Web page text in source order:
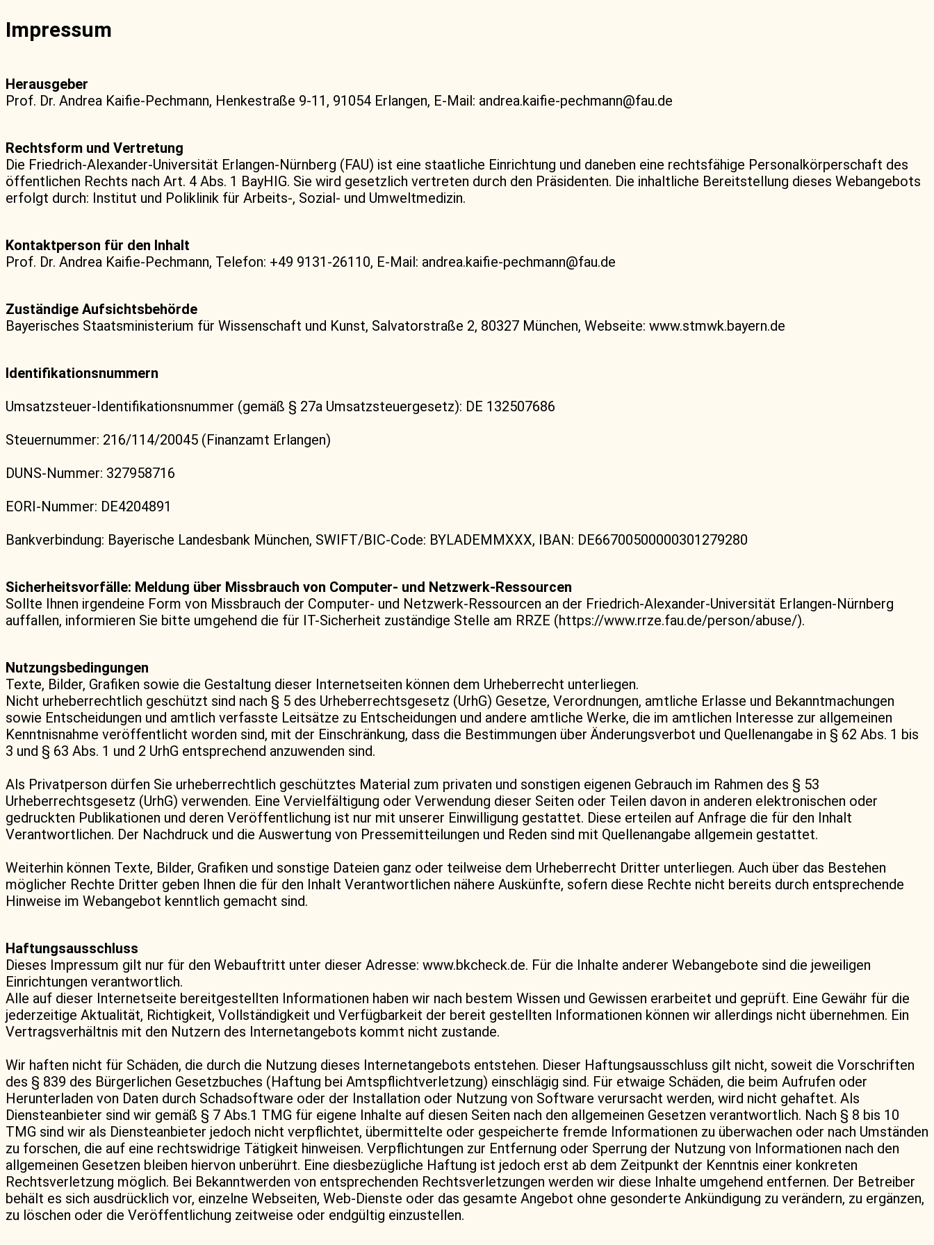
Impressum
Herausgeber
Prof. Dr. Andrea Kaifie-Pechmann, Henkestraße 9-11, 91054 Erlangen, E-Mail: andrea.kaifie-pechmann@fau.de
Rechtsform und Vertretung
Die Friedrich-Alexander-Universität Erlangen-Nürnberg (FAU) ist eine staatliche Einrichtung und daneben eine rechtsfähige Personalkörperschaft des
öffentlichen Rechts nach Art. 4 Abs. 1 BayHIG. Sie wird gesetzlich vertreten durch den Präsidenten. Die inhaltliche Bereitstellung dieses Webangebots
erfolgt durch: Institut und Poliklinik für Arbeits-, Sozial- und Umweltmedizin.
Kontaktperson für den Inhalt
Prof. Dr. Andrea Kaifie-Pechmann, Telefon: +49 9131-26110, E-Mail: andrea.kaifie-pechmann@fau.de
Zuständige Aufsichtsbehörde
Bayerisches Staatsministerium für Wissenschaft und Kunst, Salvatorstraße 2, 80327 München, Webseite: www.stmwk.bayern.de
Identifikationsnummern
Umsatzsteuer-Identifikationsnummer (gemäß § 27a Umsatzsteuergesetz): DE 132507686
Steuernummer: 216/114/20045 (Finanzamt Erlangen)
DUNS-Nummer: 327958716
EORI-Nummer: DE4204891
Bankverbindung: Bayerische Landesbank München, SWIFT/BIC-Code: BYLADEMMXXX, IBAN: DE66700500000301279280
Sicherheitsvorfälle: Meldung über Missbrauch von Computer- und Netzwerk-Ressourcen
Sollte Ihnen irgendeine Form von Missbrauch der Computer- und Netzwerk-Ressourcen an der Friedrich-Alexander-Universität Erlangen-Nürnberg
auffallen, informieren Sie bitte umgehend die für IT-Sicherheit zuständige Stelle am RRZE (https://www.rrze.fau.de/person/abuse/).
Nutzungsbedingungen
Texte, Bilder, Grafiken sowie die Gestaltung dieser Internetseiten können dem Urheberrecht unterliegen.
Nicht urheberrechtlich geschützt sind nach § 5 des Urheberrechtsgesetz (UrhG) Gesetze, Verordnungen, amtliche Erlasse und Bekanntmachungen
sowie Entscheidungen und amtlich verfasste Leitsätze zu Entscheidungen und andere amtliche Werke, die im amtlichen Interesse zur allgemeinen
Kenntnisnahme veröffentlicht worden sind, mit der Einschränkung, dass die Bestimmungen über Änderungsverbot und Quellenangabe in § 62 Abs. 1 bis
3 und § 63 Abs. 1 und 2 UrhG entsprechend anzuwenden sind.
Als Privatperson dürfen Sie urheberrechtlich geschütztes Material zum privaten und sonstigen eigenen Gebrauch im Rahmen des § 53
Urheberrechtsgesetz (UrhG) verwenden. Eine Vervielfältigung oder Verwendung dieser Seiten oder Teilen davon in anderen elektronischen oder
gedruckten Publikationen und deren Veröffentlichung ist nur mit unserer Einwilligung gestattet. Diese erteilen auf Anfrage die für den Inhalt
Verantwortlichen. Der Nachdruck und die Auswertung von Pressemitteilungen und Reden sind mit Quellenangabe allgemein gestattet.
Weiterhin können Texte, Bilder, Grafiken und sonstige Dateien ganz oder teilweise dem Urheberrecht Dritter unterliegen. Auch über das Bestehen
möglicher Rechte Dritter geben Ihnen die für den Inhalt Verantwortlichen nähere Auskünfte, sofern diese Rechte nicht bereits durch entsprechende
Hinweise im Webangebot kenntlich gemacht sind.
Haftungsausschluss
Dieses Impressum gilt nur für den Webauftritt unter dieser Adresse: www.bkcheck.de. Für die Inhalte anderer Webangebote sind die jeweiligen
Einrichtungen verantwortlich.
Alle auf dieser Internetseite bereitgestellten Informationen haben wir nach bestem Wissen und Gewissen erarbeitet und geprüft. Eine Gewähr für die
jederzeitige Aktualität, Richtigkeit, Vollständigkeit und Verfügbarkeit der bereit gestellten Informationen können wir allerdings nicht übernehmen. Ein
Vertragsverhältnis mit den Nutzern des Internetangebots kommt nicht zustande.
Wir haften nicht für Schäden, die durch die Nutzung dieses Internetangebots entstehen. Dieser Haftungsausschluss gilt nicht, soweit die Vorschriften
des § 839 des Bürgerlichen Gesetzbuches (Haftung bei Amtspflichtverletzung) einschlägig sind. Für etwaige Schäden, die beim Aufrufen oder
Herunterladen von Daten durch Schadsoftware oder der Installation oder Nutzung von Software verursacht werden, wird nicht gehaftet. Als
Diensteanbieter sind wir gemäß § 7 Abs.1 TMG für eigene Inhalte auf diesen Seiten nach den allgemeinen Gesetzen verantwortlich. Nach § 8 bis 10
TMG sind wir als Diensteanbieter jedoch nicht verpflichtet, übermittelte oder gespeicherte fremde Informationen zu überwachen oder nach Umständen
zu forschen, die auf eine rechtswidrige Tätigkeit hinweisen. Verpflichtungen zur Entfernung oder Sperrung der Nutzung von Informationen nach den
allgemeinen Gesetzen bleiben hiervon unberührt. Eine diesbezügliche Haftung ist jedoch erst ab dem Zeitpunkt der Kenntnis einer konkreten
Rechtsverletzung möglich. Bei Bekanntwerden von entsprechenden Rechtsverletzungen werden wir diese Inhalte umgehend entfernen. Der Betreiber
behält es sich ausdrücklich vor, einzelne Webseiten, Web-Dienste oder das gesamte Angebot ohne gesonderte Ankündigung zu verändern, zu ergänzen,
zu löschen oder die Veröffentlichung zeitweise oder endgültig einzustellen.